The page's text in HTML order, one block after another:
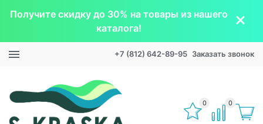
Получите скидку до 30% на товары из нашего
каталога!
+7 (812) 642-89-95 Заказать звонок
0 0